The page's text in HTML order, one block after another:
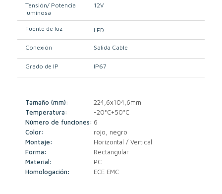
Tensión/ Potencia
luminosa
12V
Fuente de luz LED
Conexión Salida Cable
Grado de IP IP67
Tamaño (mm):
224,6x104,6mm
Temperatura:
-20°C+50°C
Número de funciones: 6
Color:
rojo, negro
Montaje:
Horizontal / Vertical
Forma:
Rectangular
Material:
PC
Homologación:
ECE EMC